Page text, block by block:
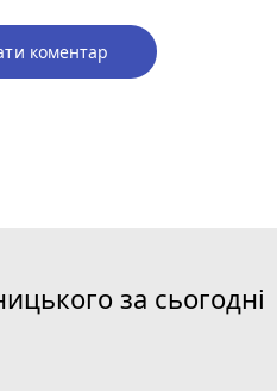
коментар
за сьогодні